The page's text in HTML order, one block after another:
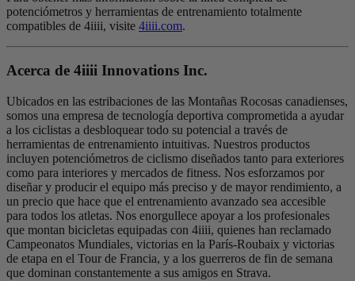
potenciómetros y herramientas de entrenamiento totalmente
compatibles de 4iiii, visite 4iiii.com.
Acerca de 4iiii Innovations Inc.
Ubicados en las estribaciones de las Montañas Rocosas canadienses,
somos una empresa de tecnología deportiva comprometida a ayudar
a los ciclistas a desbloquear todo su potencial a través de
herramientas de entrenamiento intuitivas. Nuestros productos
incluyen potenciómetros de ciclismo diseñados tanto para exteriores
como para interiores y mercados de fitness. Nos esforzamos por
diseñar y producir el equipo más preciso y de mayor rendimiento, a
un precio que hace que el entrenamiento avanzado sea accesible
para todos los atletas. Nos enorgullece apoyar a los profesionales
que montan bicicletas equipadas con 4iiii, quienes han reclamado
Campeonatos Mundiales, victorias en la París-Roubaix y victorias
de etapa en el Tour de Francia, y a los guerreros de fin de semana
que dominan constantemente a sus amigos en Strava.